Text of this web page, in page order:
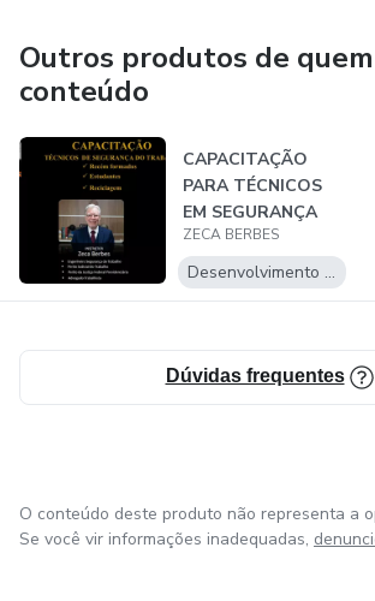
Outros produtos de
conteúdo
CAPACITAÇÃO
PARA TÉCNICOS
EM SEGURANÇA
DO TRABALHO
ZECA BERBES
Desenvolvimento Pessoal
Dúvidas frequentes
O conteúdo deste produto não representa a
Se você vir informações inadequadas,